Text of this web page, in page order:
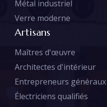
Métal industriel
Verre moderne
Artisans
Maîtres d'œuvre
Architectes d'intérieur
Entrepreneurs généraux
Électriciens qualifiés